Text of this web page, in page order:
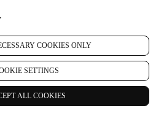
.
COOKIES ONLY
SETTINGS
ALL COOKIES
la base de données des
Creuset. Celle-ci est gérée
BENELUX et Group AG, dont le
4, 6340 Baar, en Suisse. Son
est Le Creuset SL, numéro de TVA
sont situés Paseo de Gracia 9 2º,
de responsabilité conjointe
AG la responsabilité de la stratégie
client personnalisée ; (b) aux